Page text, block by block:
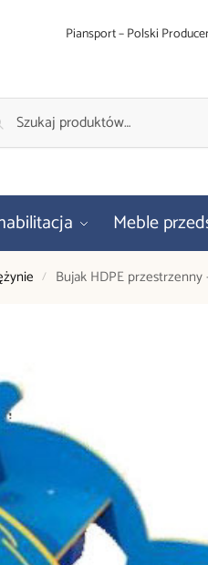
Piansport – Polski
Meble
/ Bujak HDPE przestrzenny